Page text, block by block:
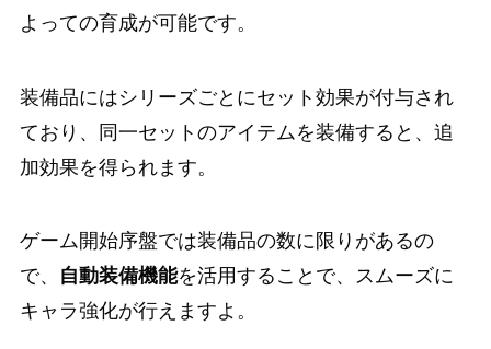
よっての育成が可能です。
装備品にはシリーズごとにセット効果が付与され
ており、
同一セットのアイテムを装備すると、追
加効果を得られます。
ゲーム開始序盤では装備品の数に限りがあるの
で、
自動装備機能を活用することで、スムーズに
キャラ強化が行えますよ。